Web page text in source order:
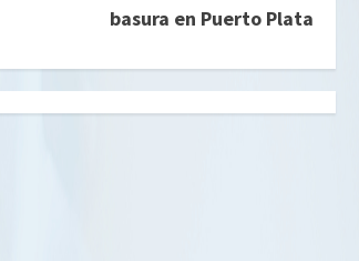
basura en Puerto Plata